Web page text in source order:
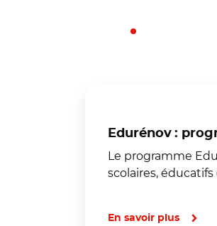
Edurénov :
Le programme
scolaires,
En savoir plus